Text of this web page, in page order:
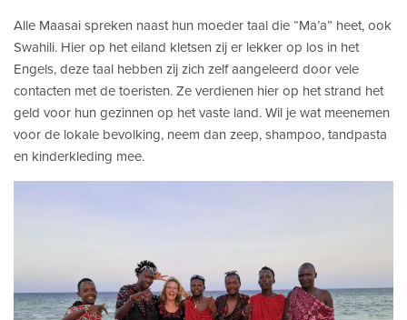
Alle Maasai spreken naast hun moeder taal die “Ma’a” heet, ook
Swahili. Hier op het eiland kletsen zij er lekker op los in het
Engels, deze taal hebben zij zich zelf aangeleerd door vele
contacten met de toeristen. Ze verdienen hier op het strand het
geld voor hun gezinnen op het vaste land. Wil je wat meenemen
voor de lokale bevolking, neem dan zeep, shampoo, tandpasta
en kinderkleding mee.